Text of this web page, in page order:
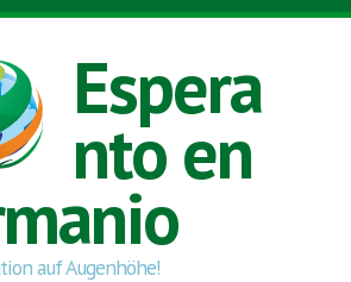
Espera
nto en
auf Augenhöhe!